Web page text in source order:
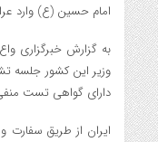
امام حسین (ع) وارد
به گزارش خبرگزاری
وزیر این کشور جلسه
دارای گواهی تست منفی کرونا (پی‌.سی‌.آر) ۷۲
ایران از طریق سفارت